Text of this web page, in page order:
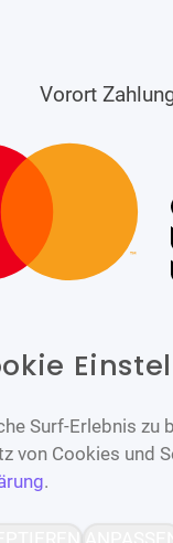
Vorort
Bereitgestellt
Surf-Erlebnis zu
von Cookies und
.